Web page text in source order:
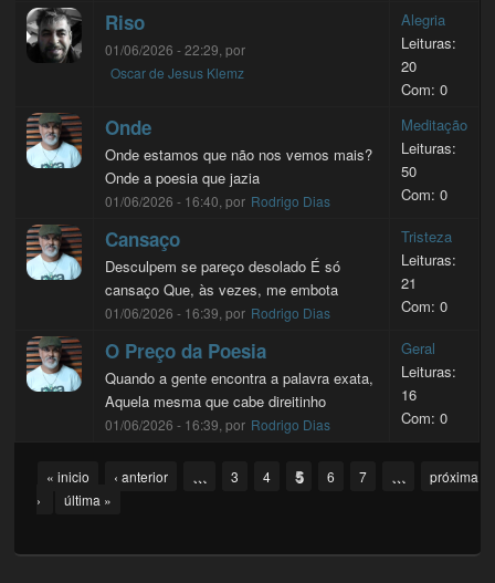
Riso
01/06/2026 - 22:29, por
Oscar de Jesus Klemz
Alegria
Leituras:
20
Com: 0
Onde
Onde estamos que não nos vemos mais?
Onde a poesia que jazia
01/06/2026 - 16:40, por Rodrigo Dias
Meditação
Leituras:
50
Com: 0
Cansaço
Desculpem se pareço desolado É só
cansaço Que, às vezes, me embota
01/06/2026 - 16:39, por Rodrigo Dias
Tristeza
Leituras:
21
Com: 0
O Preço da Poesia
Quando a gente encontra a palavra exata,
Aquela mesma que cabe direitinho
01/06/2026 - 16:39, por Rodrigo Dias
Geral
Leituras:
16
Com: 0
Pages« inicio ‹ anterior … 3 4 5 6 7 …
próxima
›
última »